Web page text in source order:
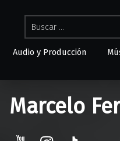
Buscar:
Audio y Producción
Marcelo
YouTube